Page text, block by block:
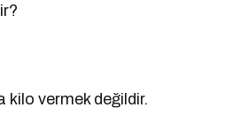
kilo vermek değildir.